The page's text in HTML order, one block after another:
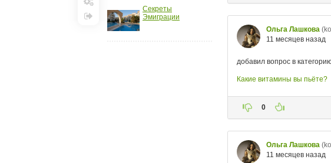
Настройки
Секреты
Эмиграции